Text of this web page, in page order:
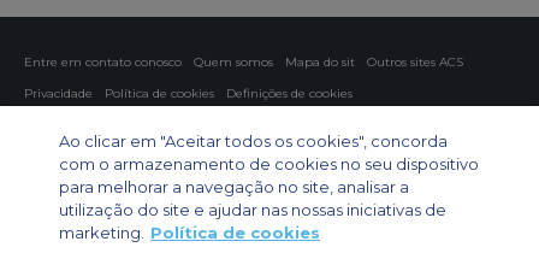
Entre em contato conosco Quem somos Mapa do sit
Outros sites ACS
Privacidade
Política de cookies
Definições de cookies
Guia de aeronaves
Private Charter App
Ao clicar em "Aceitar todos os cookies", concorda
com o armazenamento de cookies no seu dispositivo
para melhorar a navegação no site, analisar a
utilização do site e ajudar nas nossas iniciativas de
marketing.
Política de cookies